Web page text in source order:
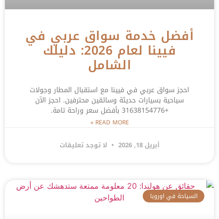
أفضل خدمة سواق عربي في
فيينا لعام 2026: دليلك
الشامل
احجز سواق عربي في فيينا مع استقبال المطار وجولات
سياحية بسيارات حديثة وسائقين محترفين. احجز الآن
+31638154776 بأفضل سعر وراحة تامة.
READ MORE »
أبريل 18, 2026 لا توجد تعليقات
السياحة في اوروبا